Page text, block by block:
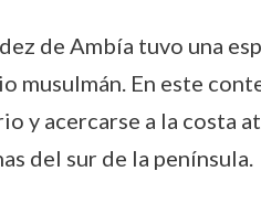
de Ambía tuvo una
musulmán. En este
y acercarse a la costa
del sur de la península.